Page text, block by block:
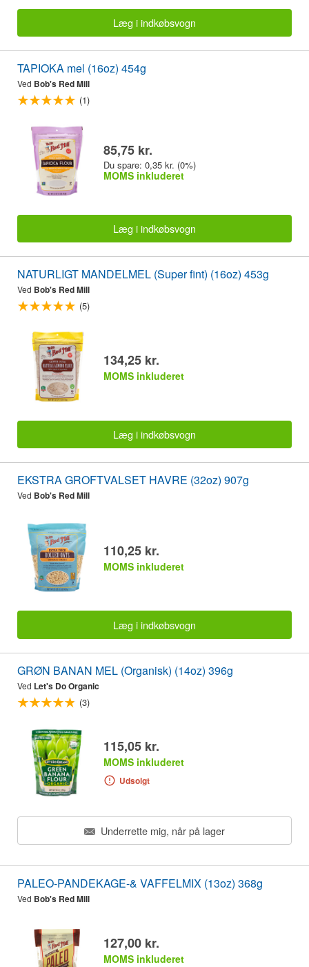
Læg i indkøbsvogn
TAPIOKA mel (16oz) 454g
Ved Bob's Red Mill
(1)
85,75 kr.
Du spare: 0,35 kr. (0%)
MOMS inkluderet
Læg i indkøbsvogn
NATURLIGT MANDELMEL (Super fint) (16oz) 453g
Ved Bob's Red Mill
(5)
134,25 kr.
MOMS inkluderet
Læg i indkøbsvogn
EKSTRA GROFTVALSET HAVRE (32oz) 907g
Ved Bob's Red Mill
110,25 kr.
MOMS inkluderet
Læg i indkøbsvogn
GRØN BANAN MEL (Organisk) (14oz) 396g
Ved Let's Do Organic
(3)
115,05 kr.
MOMS inkluderet
Udsolgt
Underrette mig, når på lager
PALEO-PANDEKAGE-& VAFFELMIX (13oz) 368g
Ved Bob's Red Mill
127,00 kr.
MOMS inkluderet